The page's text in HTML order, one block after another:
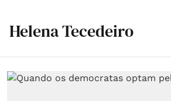
Helena Tecedeiro